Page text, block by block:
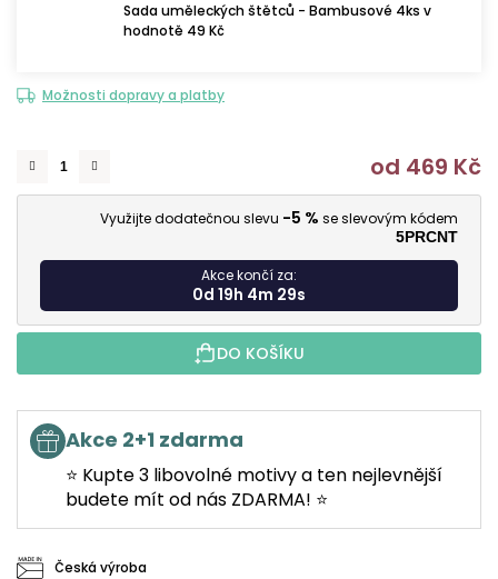
Sada uměleckých štětců - Bambusové 4ks v
hodnotě 49 Kč
Možnosti dopravy a platby
od 469 Kč
Využijte dodatečnou slevu -5 % se slevovým kódem
5PRCNT
Akce končí za:
0d 19h 4m 28s
DO KOŠÍKU
Akce 2+1 zdarma
⭐ Kupte 3 libovolné motivy a ten nejlevnější
budete mít od nás ZDARMA! ⭐
Česká výroba